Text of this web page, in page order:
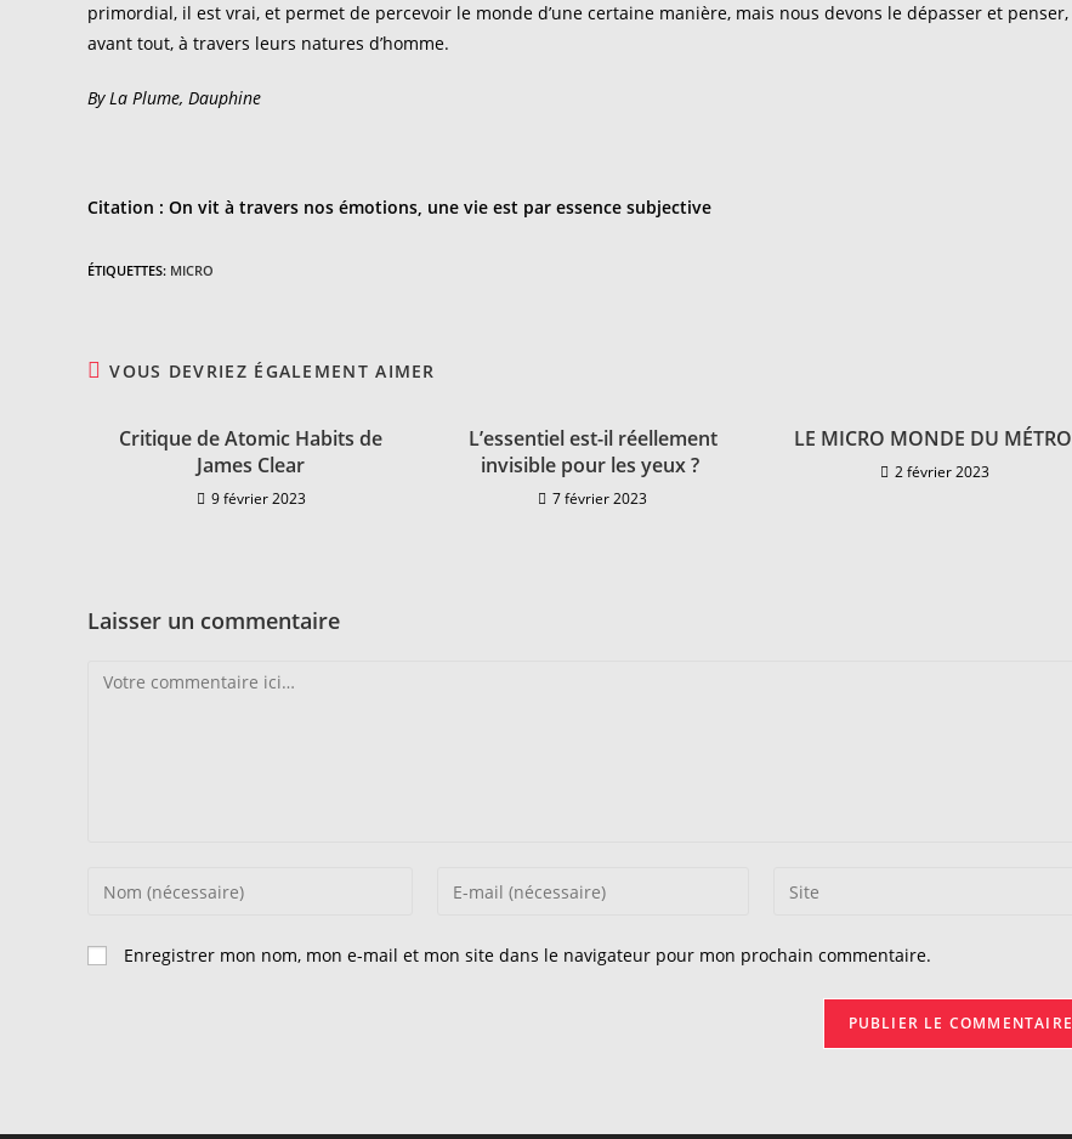
primordial, il est vrai, et permet de percevoir le monde d’une certaine manière, mais nous devons le dépasser et penser,
avant tout, à travers leurs natures d’homme.
By La Plume, Dauphine
Citation : On vit à travers nos émotions, une vie est par essence subjective
ÉTIQUETTES: MICRO
VOUS DEVRIEZ ÉGALEMENT AIMER
Critique de Atomic Habits de
James Clear
9 février 2023
L’essentiel est-il réellement
invisible pour les yeux ?
7 février 2023
LE MICRO MONDE DU MÉTRO
2 février 2023
Laisser un commentaire
Comment
Enter
name
or
Enter
Saisir
(facultatif)
Enregistrer mon nom, mon e-mail et mon site dans le navigateur pour mon prochain commentaire.